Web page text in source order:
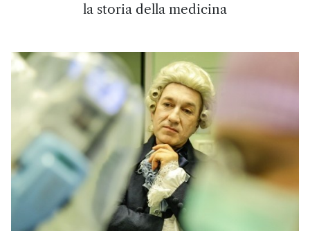
la storia della medicina